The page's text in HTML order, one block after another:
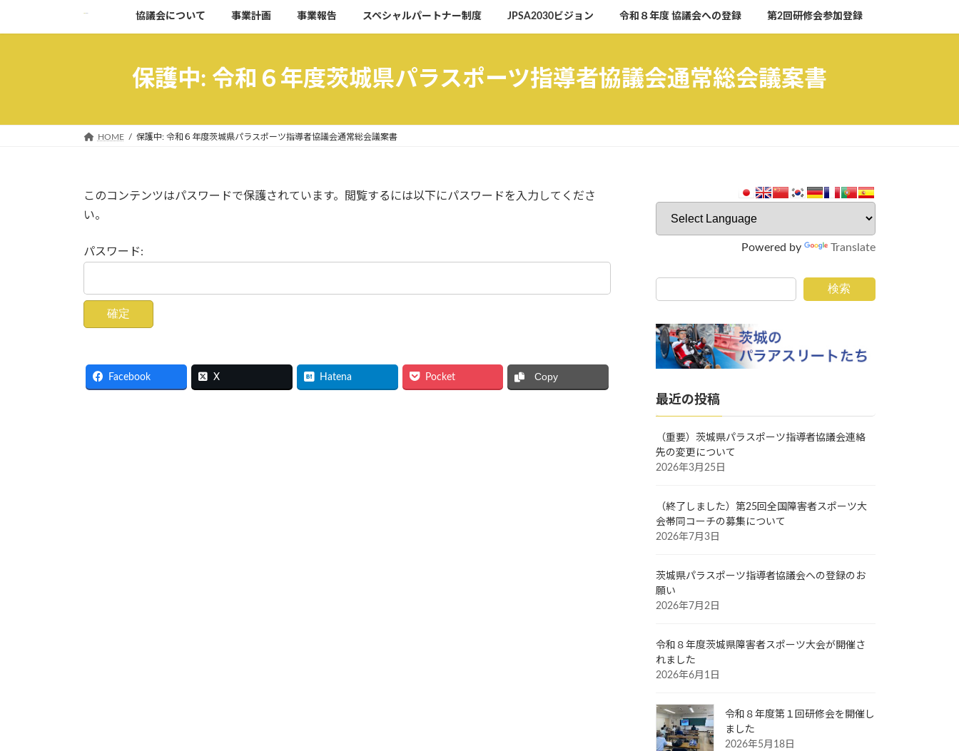
協議会について 事業計画 事業報告 スペシャルパートナー制度 JPSA2030ビジョン 令和８年度 協議会への登録 第2回研修会参加登録
保護中: 令和６年度茨城県パラスポーツ指導者協議会通常総会議案書
HOME 保護中: 令和６年度茨城県パラスポーツ指導者協議会通常総会議案書
このコンテンツはパスワードで保護されています。閲覧するには以下にパスワードを入力してくださ
い。
パスワード:
Facebook X Hatena Pocket Copy
Powered by Translate
検索
最近の投稿
（重要）茨城県パラスポーツ指導者協議会連絡
先の変更について
2026年3月25日
（終了しました）第25回全国障害者スポーツ大
会帯同コーチの募集について
2026年7月3日
茨城県パラスポーツ指導者協議会への登録のお
願い
2026年7月2日
令和８年度茨城県障害者スポーツ大会が開催さ
れました
2026年6月1日
令和８年度第１回研修会を開催し
ました
2026年5月18日